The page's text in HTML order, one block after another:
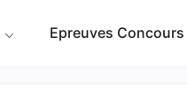
Epreuves Concours